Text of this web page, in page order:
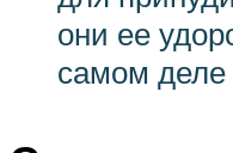
они ее
самом деле